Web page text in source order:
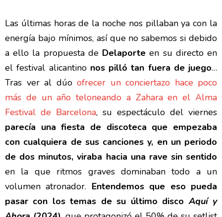
Las últimas horas de la noche nos pillaban ya con la
energía bajo mínimos, así que no sabemos si debido
a ello la propuesta de Delaporte en su directo en
el festival alicantino nos pilló tan fuera de juego…
Tras ver al dúo ofrecer un conciertazo hace poco
más de un año teloneando a Zahara en el Alma
Festival de Barcelona, su espectáculo del viernes
parecía una fiesta de discoteca que empezaba
con cualquiera de sus canciones y, en un periodo
de dos minutos, viraba hacia una rave sin sentido
en la que ritmos graves dominaban todo a un
volumen atronador. Entendemos que eso pueda
pasar con los temas de su último disco Aquí y